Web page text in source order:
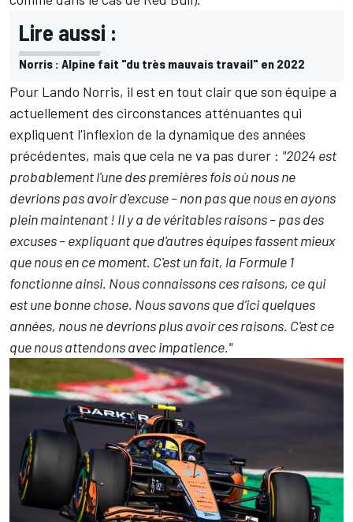
Lire aussi :
Norris : Alpine fait "du très mauvais travail" en 2022
Pour Lando Norris, il est en tout clair que son équipe a
actuellement des circonstances atténuantes qui
expliquent l'inflexion de la dynamique des années
précédentes, mais que cela ne va pas durer : "2024 est
probablement l'une des premières fois où nous ne
devrions pas avoir d'excuse – non pas que nous en ayons
plein maintenant ! Il y a de véritables raisons – pas des
excuses – expliquant que d'autres équipes fassent mieux
que nous en ce moment. C'est un fait, la Formule 1
fonctionne ainsi. Nous connaissons ces raisons, ce qui
est une bonne chose. Nous savons que d'ici quelques
années, nous ne devrions plus avoir ces raisons. C'est ce
que nous attendons avec impatience."